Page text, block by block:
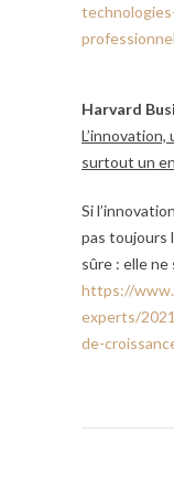
Harvard
L’innovation,
surtout un
Si
pas toujours
sûre : elle ne
https://
experts/
de-